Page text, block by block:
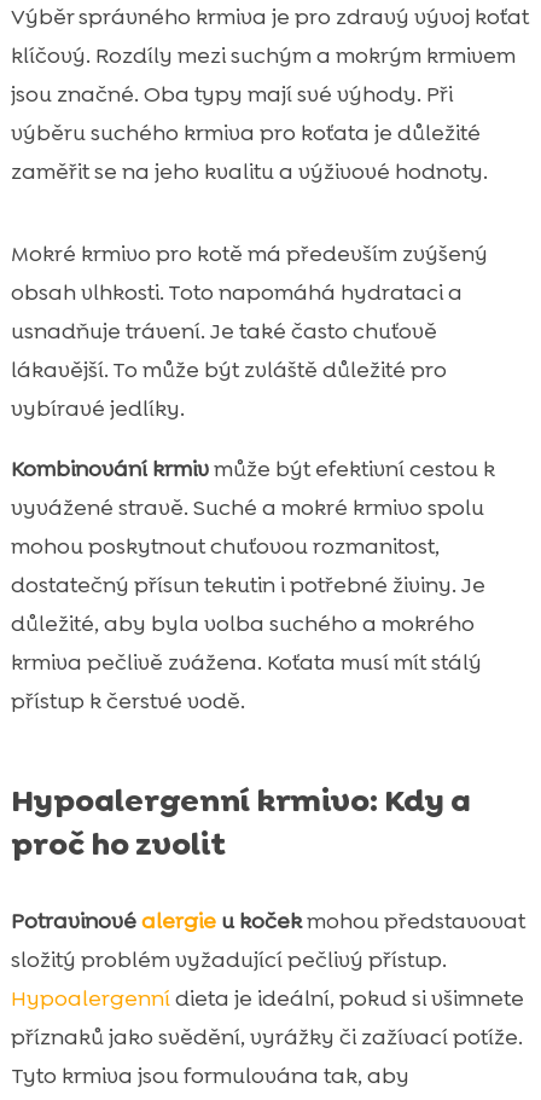
Výběr správného krmiva je pro zdravý vývoj koťat
klíčový. Rozdíly mezi suchým a mokrým krmivem
jsou značné. Oba typy mají své výhody. Při
výběru suchého krmiva pro koťata je důležité
zaměřit se na jeho kvalitu a výživové hodnoty.
Mokré krmivo pro kotě má především zvýšený
obsah vlhkosti. Toto napomáhá hydrataci a
usnadňuje trávení. Je také často chuťově
lákavější. To může být zvláště důležité pro
vybíravé jedlíky.
Kombinování krmivmůže být efektivní cestou k
vyvážené stravě. Suché a mokré krmivo spolu
mohou poskytnout chuťovou rozmanitost,
dostatečný přísun tekutin i potřebné živiny. Je
důležité, aby byla volba suchého a mokrého
krmiva pečlivě zvážena. Koťata musí mít stálý
přístup k čerstvé vodě.
Hypoalergenní krmivo: Kdy a
proč ho zvolit
Potravinovéalergieu kočekmohou představovat
složitý problém vyžadující pečlivý přístup.
Hypoalergennídieta je ideální, pokud si všimnete
příznaků jako svědění, vyrážky či zažívací potíže.
Tyto krmiva jsou formulována tak, aby